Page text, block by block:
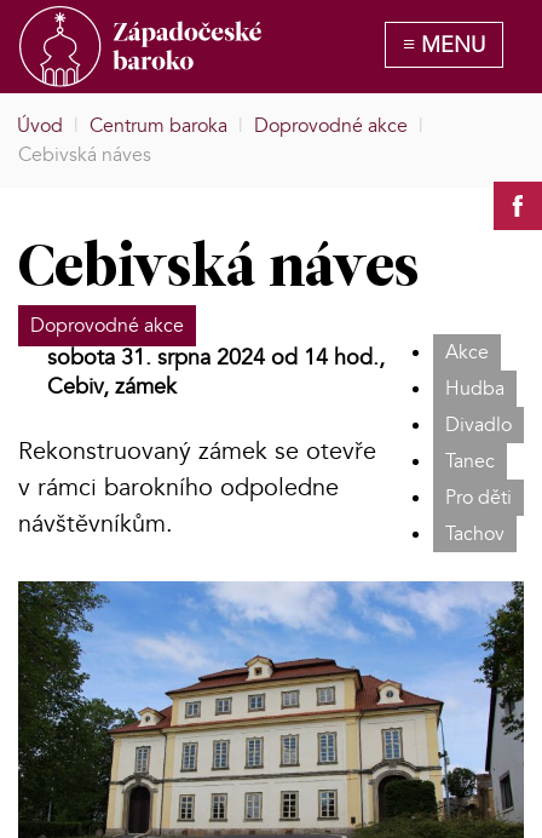
Úvod | Centrum baroka | Doprovodné akce |
Cebivská náves
Cebivská náves
Doprovodné akce
Akce
Hudba
Divadlo
Tanec
Pro děti
Tachov
sobota 31. srpna 2024 od 14 hod.,
Cebiv, zámek
Rekonstruovaný zámek se otevře
v rámci barokního odpoledne
návštěvníkům.